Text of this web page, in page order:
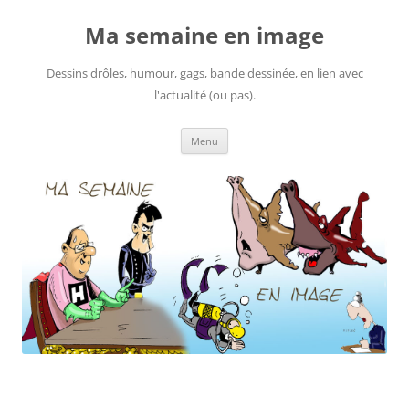
Ma semaine en image
Dessins drôles, humour, gags, bande dessinée, en lien avec
l'actualité (ou pas).
Menu